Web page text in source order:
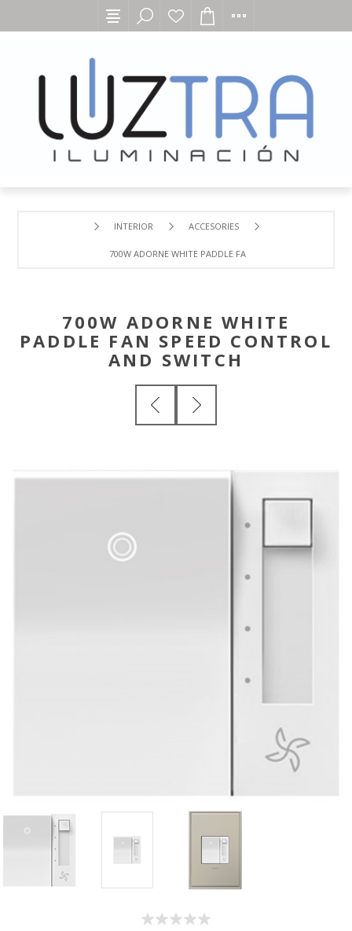
INTERIOR ACCESORIES
700W ADORNE WHITE PADDLE FAN SPEED CONTROL AND
700W ADORNE WHITE
PADDLE FAN SPEED CONTROL
AND SWITCH